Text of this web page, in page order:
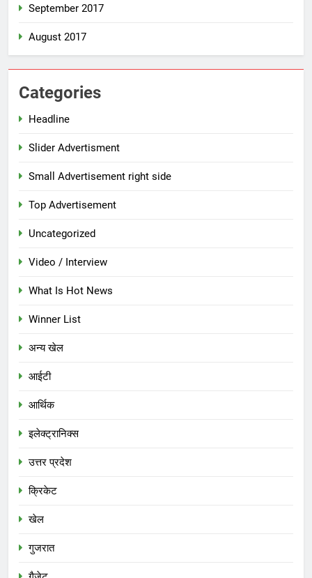
September 2017
August 2017
Categories
Headline
Slider Advertisment
Small Advertisement right side
Top Advertisement
Uncategorized
Video / Interview
What Is Hot News
Winner List
अन्य खेल
आईटी
आर्थिक
इलेक्ट्रानिक्स
उत्तर प्रदेश
क्रिकेट
खेल
गुजरात